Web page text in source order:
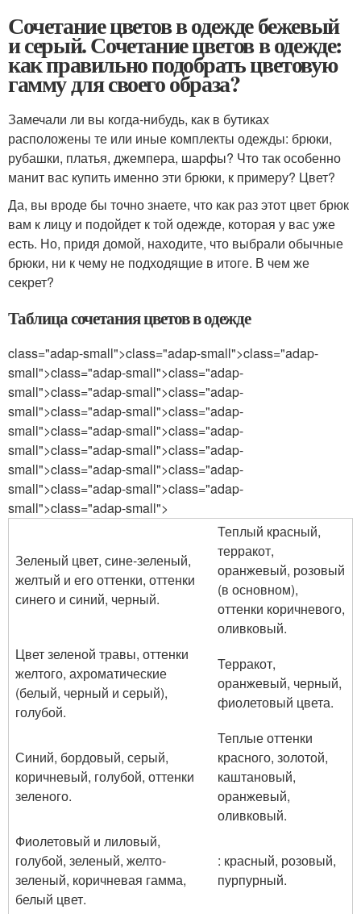
Сочетание цветов в одежде бежевый
и серый. Сочетание цветов в одежде:
как правильно подобрать цветовую
гамму для своего образа?
Замечали ли вы когда-нибудь, как в бутиках
расположены те или иные комплекты одежды: брюки,
рубашки, платья, джемпера, шарфы? Что так особенно
манит вас купить именно эти брюки, к примеру? Цвет?
Да, вы вроде бы точно знаете, что как раз этот цвет брюк
вам к лицу и подойдет к той одежде, которая у вас уже
есть. Но, придя домой, находите, что выбрали обычные
брюки, ни к чему не подходящие в итоге. В чем же
секрет?
Таблица сочетания цветов в одежде
class="adap-small">class="adap-small">class="adap-
small">class="adap-small">class="adap-
small">class="adap-small">class="adap-
small">class="adap-small">class="adap-
small">class="adap-small">class="adap-
small">class="adap-small">class="adap-
small">class="adap-small">class="adap-
small">class="adap-small">class="adap-
small">class="adap-small">
Зеленый цвет, сине-зеленый,
желтый и его оттенки, оттенки
синего и синий, черный.
Теплый красный,
терракот,
оранжевый, розовый
(в основном),
оттенки коричневого,
оливковый.
Цвет зеленой травы, оттенки
желтого, ахроматические
(белый, черный и серый),
голубой.
Терракот,
оранжевый, черный,
фиолетовый цвета.
Синий, бордовый, серый,
коричневый, голубой, оттенки
зеленого.
Теплые оттенки
красного, золотой,
каштановый,
оранжевый,
оливковый.
Фиолетовый и лиловый,
голубой, зеленый, желто-
зеленый, коричневая гамма,
белый цвет.
: красный, розовый,
пурпурный.